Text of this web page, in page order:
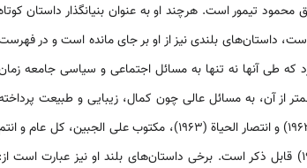
تجربه‌های موفق محمود تیمور است. هرچند او به عنوان بنیانگذار داستان
داستان‌های بلندی نیز از او بر جای مانده است و در
قرار دارد که طی آنها نه تنها به مسائل اجتماعی و سیاسی جامعه
از آن، به مسائل عالی چون کمال، زیبایی و طبیعت
است. از جمله داستان‌های کوتاه او انا القاتل (1962) و انتصار الحیاة (1963)، مکتوب علی الجبین، کل عام و
بخیر، ابو الشوارب (1953)، بنت الشیطان (1944) قابل ذکر است. برخی داستان‌های بلند او نیز عبارت است از: